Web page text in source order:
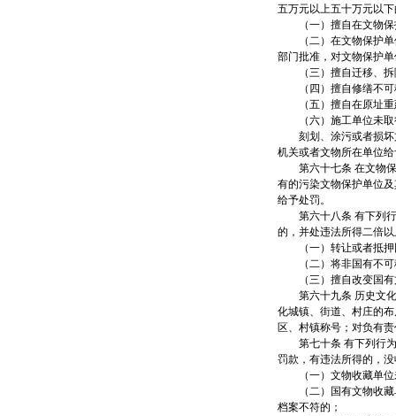
五万元以上五十万元以
（一）擅自在文物保
（二）在文物保护单
部门批准，对文物保护
（三）擅自迁移、拆
（四）擅自修缮不可
（五）擅自在原址重
（六）施工单位未取
刻划、涂污或者损坏
机关或者文物所在单位
第六十七条 在文物保
有的污染文物保护单位
给予处罚。
第六十八条 有下列行
的，并处违法所得二倍
（一）转让或者抵押
（二）将非国有不可
（三）擅自改变国有
第六十九条 历史文化
化城镇、街道、村庄的
区、村镇称号；对负有
第七十条 有下列行为
罚款，有违法所得的，
（一）文物收藏单位
（二）国有文物收藏
档案不符的；